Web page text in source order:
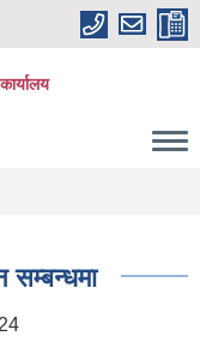
सम्बन्धमा